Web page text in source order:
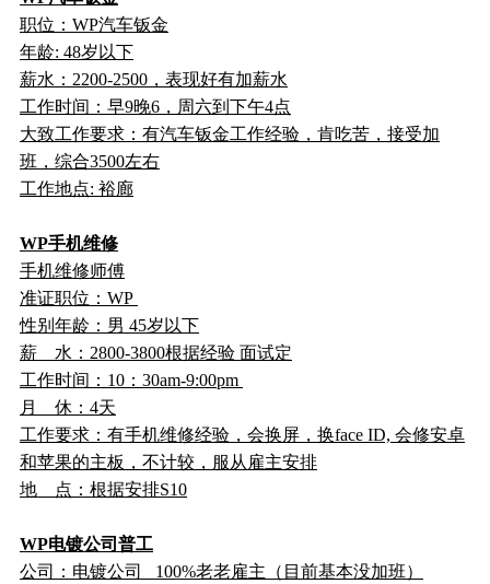
职位：WP汽车钣金
年龄: 48岁以下
薪水：2200-2500，表现好有加薪水
工作时间：早9晚6，周六到下午4点
大致工作要求：有汽车钣金工作经验，肯吃苦，接受加
班，综合3500左右
工作地点: 裕廊
WP手机维修
手机维修师傅
准证职位：WP
性别年龄：男 45岁以下
薪 水：2800-3800根据经验 面试定
工作时间：10：30am-9:00pm
月 休：4天
工作要求：有手机维修经验，会换屏，换face ID, 会修安卓
和苹果的主板，不计较，服从雇主安排
地 点：根据安排S10
WP电镀公司普工
公司：电镀公司 100%老老雇主（目前基本没加班）